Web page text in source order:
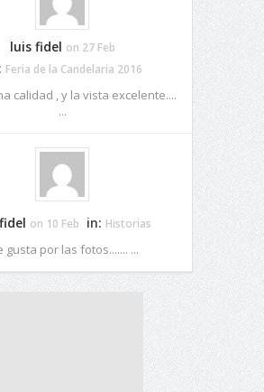
luis fidel on 27 Feb
Feria de la Candelaria 2016
calidad , y la vista excelente....
...
on 10 Feb in: Historias
gusta por las fotos....... ...